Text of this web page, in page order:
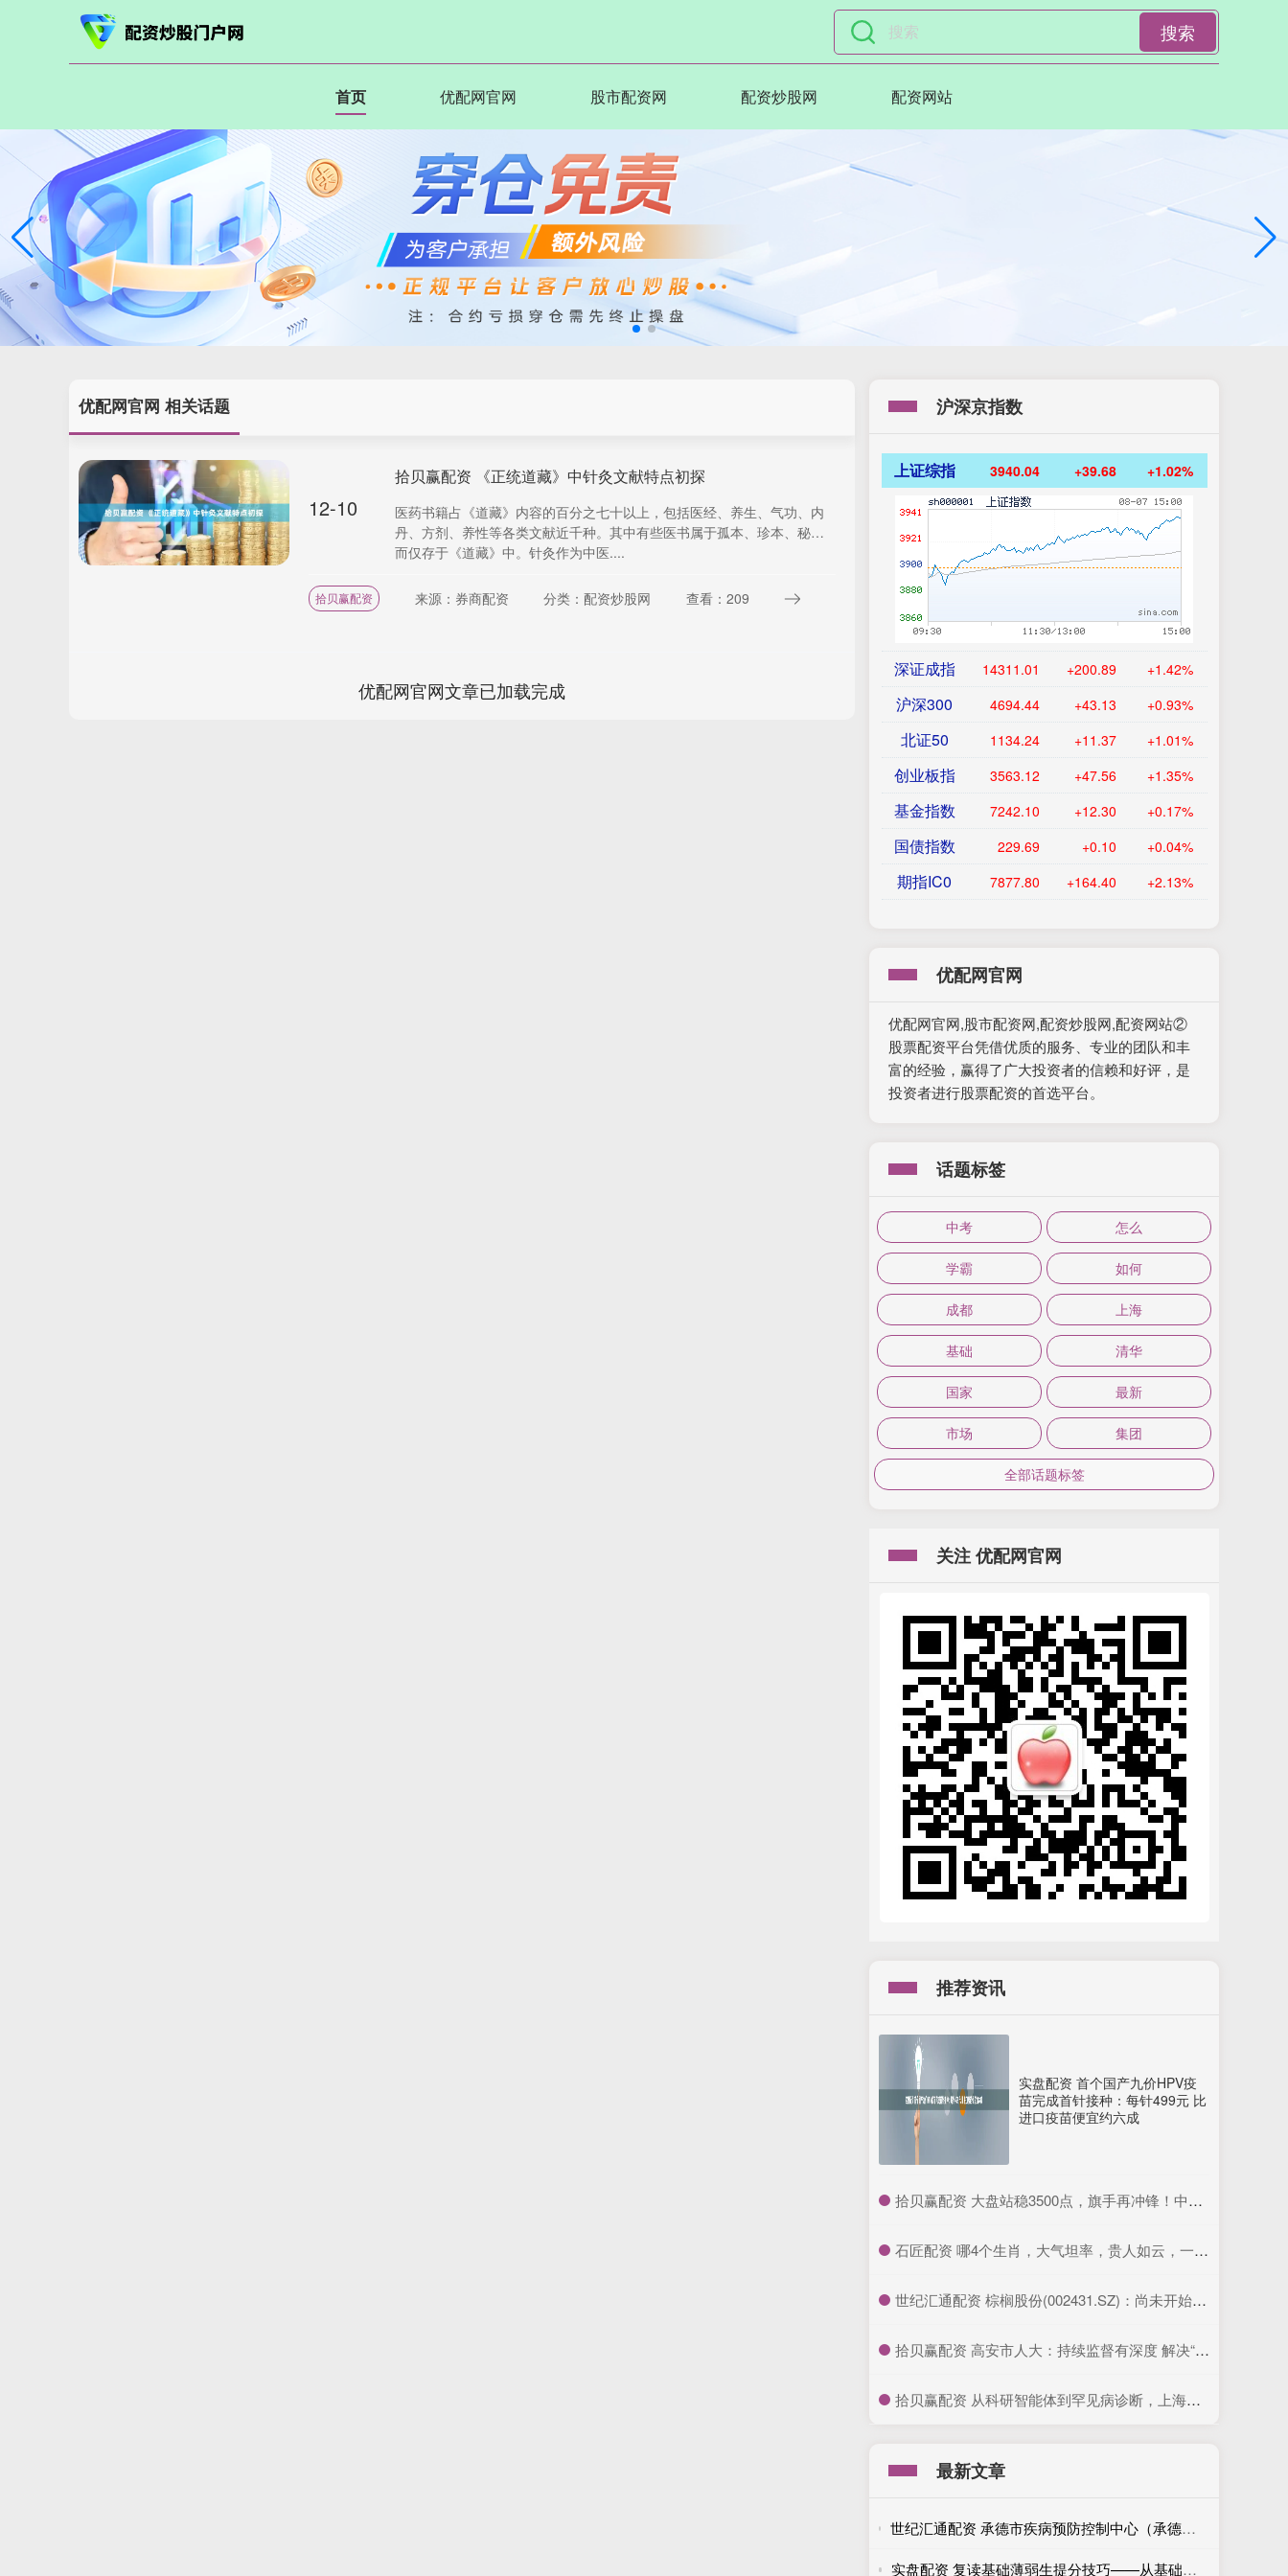
搜索
首页 优配网官网 股市配资网 配资炒股网 配资网站
优配网官网 相关话题
12-10
拾贝赢配资 《正统道藏》中针灸文献特点初探
医药书籍占《道藏》内容的百分之七十以上，包括医经、养生、气功、内
丹、方剂、养性等各类文献近千种。其中有些医书属于孤本、珍本、秘本
而仅存于《道藏》中。针灸作为中医....
拾贝赢配资 来源：券商配资 分类：配资炒股网 查看：209
优配网官网文章已加载完成
沪深京指数
上证综指 3940.04 +39.68 +1.02%
深证成指 14311.01 +200.89 +1.42%
沪深300 4694.44 +43.13 +0.93%
北证50 1134.24 +11.37 +1.01%
创业板指 3563.12 +47.56 +1.35%
基金指数 7242.10 +12.30 +0.17%
国债指数 229.69 +0.10 +0.04%
期指IC0 7877.80 +164.40 +2.13%
优配网官网
优配网官网,股市配资网,配资炒股网,配资网站②
股票配资平台凭借优质的服务、专业的团队和丰
富的经验，赢得了广大投资者的信赖和好评，是
投资者进行股票配资的首选平台。
话题标签
中考 怎么
学霸 如何
成都 上海
基础 清华
国家 最新
市场 集团
全部话题标签
关注 优配网官网
推荐资讯
实盘配资 首个国产九价HPV疫
苗完成首针接种：每针499元 比
进口疫苗便宜约六成
​拾贝赢配资 大盘站稳3500点，旗手再冲锋！中银证券2连板，证券ETF龙头(560090)放量涨超3%！券商上半年业绩预报陆续出炉，国盛金控净利润暴涨2倍以上
​石匠配资 哪4个生肖，大气坦率，贵人如云，一个月比一个月赚钱多_总能_性格_财运
​世纪汇通配资 棕榈股份(002431.SZ)：尚未开始实施本次股份回购
​拾贝赢配资 高安市人大：持续监督有深度 解决“接种难”有力度_服务_问题_群众
​拾贝赢配资 从科研智能体到罕见病诊断，上海交大最新发布五项全球领先AI成果
最新文章
世纪汇通配资 承德市疾病预防控制中心（承德市卫生监督所）主动服务教育领域 助力提升教室采光照明水平
实盘配资 复读基础薄弱生提分技巧——从基础抓起，循序渐进，稳步提升